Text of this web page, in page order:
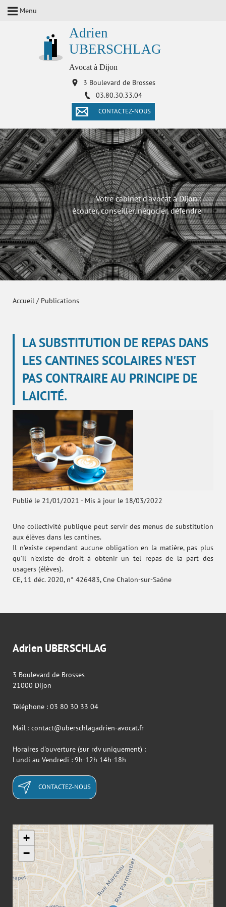
Menu
Adrien
UBERSCHLAG
Avocat à Dijon
3 Boulevard de Brosses
03.80.30.33.04
CONTACTEZ-NOUS
Votre cabinet d'avocat à Dijon :
écouter, conseiller, négocier, défendre
Accueil / Publications
LA SUBSTITUTION DE REPAS DANS
LES CANTINES SCOLAIRES N'EST
PAS CONTRAIRE AU PRINCIPE DE
LAICITÉ.
Publié le 21/01/2021 - Mis à jour le 18/03/2022
Une collectivité publique peut servir des menus de substitution
aux élèves dans les cantines.
Il n'existe cependant aucune obligation en la matière, pas plus
qu'il n'existe de droit à obtenir un tel repas de la part des
usagers (élèves).
CE, 11 déc. 2020, n° 426483, Cne Chalon-sur-Saône
Adrien UBERSCHLAG
3 Boulevard de Brosses
21000 Dijon
Téléphone : 03 80 30 33 04
Mail : contact@uberschlagadrien-avocat.fr
Horaires d'ouverture (sur rdv uniquement) :
Lundi au Vendredi : 9h-12h 14h-18h
CONTACTEZ-NOUS
+
−